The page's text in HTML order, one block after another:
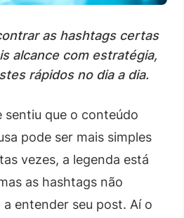
as hashtags certas
alcance com estratégia,
rápidos no dia a dia.
sentiu que o conteúdo
pode ser mais simples
vezes, a legenda está
as hashtags não
entender seu post. Aí o